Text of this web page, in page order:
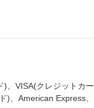
)、VISA(クレジットカ
)、American Express